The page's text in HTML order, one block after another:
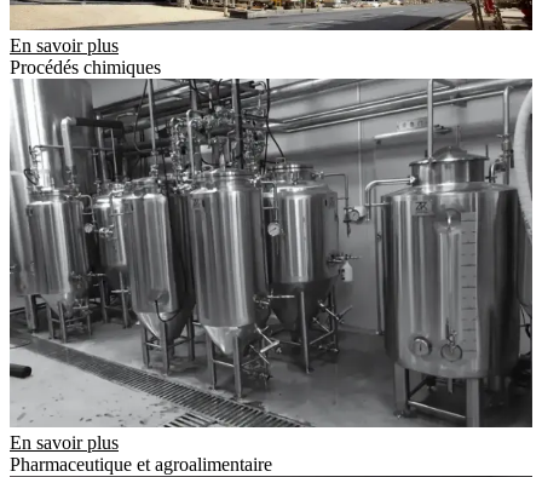
En savoir plus
Procédés chimiques
En savoir plus
Pharmaceutique et agroalimentaire